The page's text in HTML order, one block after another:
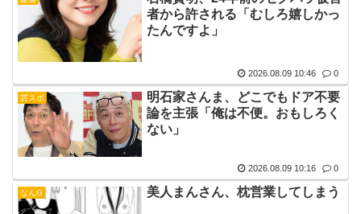
者から許される「むしろ嬉しかっ
たんですよ」
2026.08.09 10:46 0
芸スポ
明石家さんま、どこでもドア不要
論を主張「俺は不便。おもしろく
ない」
2026.08.09 10:16 0
なんG 美人まんさん、枕営業してしまう